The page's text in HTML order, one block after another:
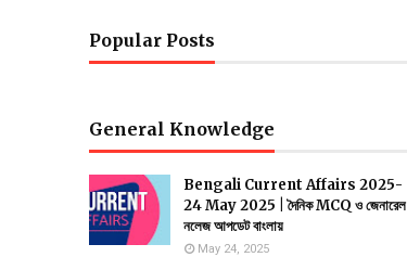
Popular Posts
General Knowledge
Bengali Current Affairs 2025-
24 May 2025 | দৈনিক MCQ ও জেনারেল
নলেজ আপডেট বাংলায়
May 24, 2025